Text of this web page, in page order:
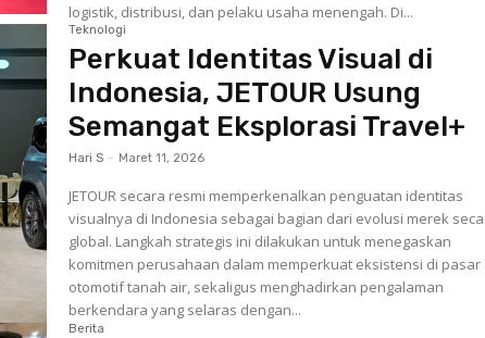
logistik, distribusi, dan pelaku usaha menengah. Di...
Teknologi
Perkuat Identitas Visual di
Indonesia, JETOUR Usung
Semangat Eksplorasi Travel+
Hari S - Maret 11, 2026
JETOUR secara resmi memperkenalkan penguatan identitas
visualnya di Indonesia sebagai bagian dari evolusi merek
global. Langkah strategis ini dilakukan untuk menegaskan
komitmen perusahaan dalam memperkuat eksistensi di pasar
otomotif tanah air, sekaligus menghadirkan pengalaman
berkendara yang selaras dengan...
Berita